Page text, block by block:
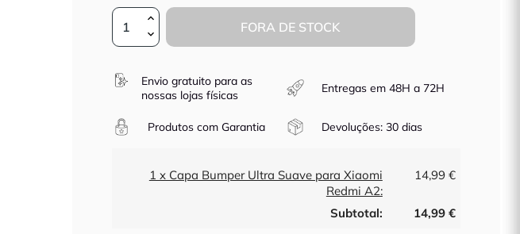
FORA DE STOCK
Envio gratuito para as
nossas lojas físicas
Entregas em 48H a 72H
Produtos com Garantia Devoluções: 30 dias
1 x Capa Bumper Ultra Suave para Xiaomi
Redmi A2:
14,99 €
Subtotal: 14,99 €